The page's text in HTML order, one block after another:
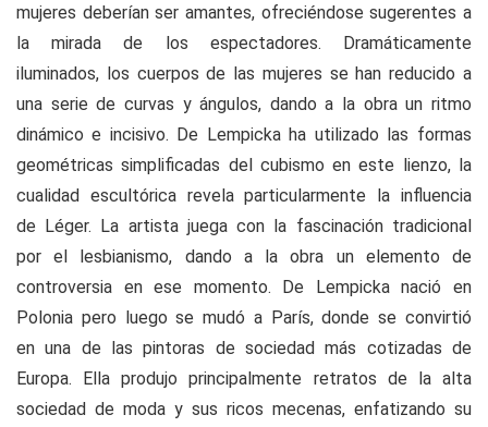
mujeres deberían ser amantes, ofreciéndose sugerentes a
la mirada de los espectadores. Dramáticamente
iluminados, los cuerpos de las mujeres se han reducido a
una serie de curvas y ángulos, dando a la obra un ritmo
dinámico e incisivo. De Lempicka ha utilizado las formas
geométricas simplificadas del cubismo en este lienzo, la
cualidad escultórica revela particularmente la influencia
de Léger. La artista juega con la fascinación tradicional
por el lesbianismo, dando a la obra un elemento de
controversia en ese momento. De Lempicka nació en
Polonia pero luego se mudó a París, donde se convirtió
en una de las pintoras de sociedad más cotizadas de
Europa. Ella produjo principalmente retratos de la alta
sociedad de moda y sus ricos mecenas, enfatizando su